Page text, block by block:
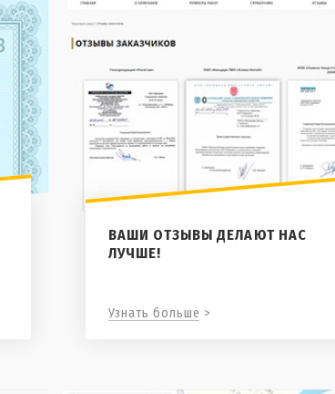
ВАШИ ОТЗЫВЫ ДЕЛАЮТ НАС
ЛУЧШЕ!
Узнать больше >